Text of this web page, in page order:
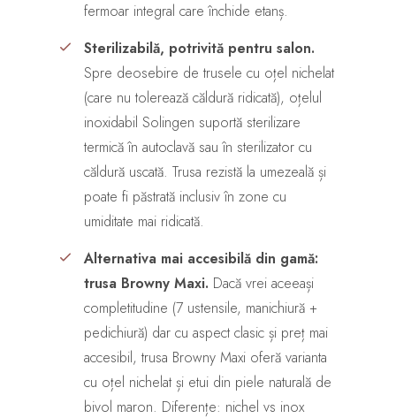
fermoar integral care închide etanș.
Sterilizabilă, potrivită pentru salon.
Spre deosebire de trusele cu oțel nichelat
(care nu tolerează căldură ridicată), oțelul
inoxidabil Solingen suportă sterilizare
termică în autoclavă sau în sterilizator cu
căldură uscată. Trusa rezistă la umezeală și
poate fi păstrată inclusiv în zone cu
umiditate mai ridicată.
Alternativa mai accesibilă din gamă:
trusa Browny Maxi. Dacă vrei aceeași
completitudine (7 ustensile, manichiură +
pedichiură) dar cu aspect clasic și preț mai
accesibil, trusa Browny Maxi oferă varianta
cu oțel nichelat și etui din piele naturală de
bivol maron. Diferențe: nichel vs inox